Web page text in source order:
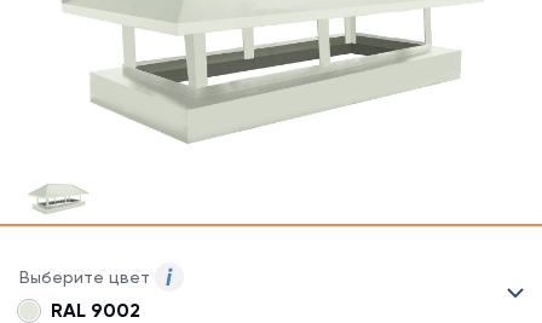
Выберите цвет
RAL 9002